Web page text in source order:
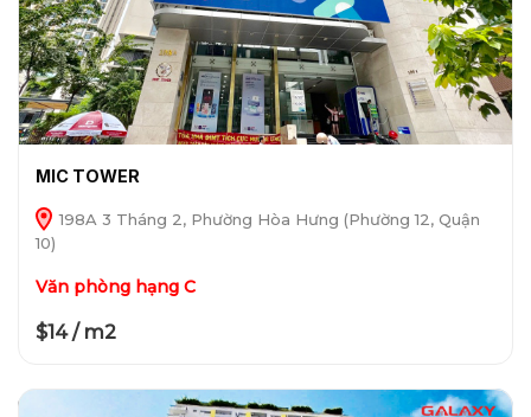
MIC TOWER
198A 3 Tháng 2, Phường Hòa Hưng (Phường 12, Quận
10)
Văn phòng hạng C
$14 / m2